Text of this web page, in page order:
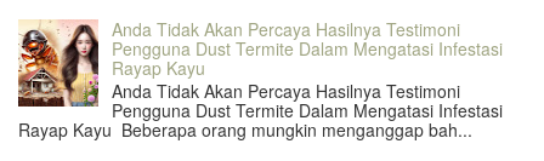
Anda Tidak Akan Percaya Hasilnya Testimoni
Pengguna Dust Termite Dalam Mengatasi Infestasi
Rayap Kayu
Anda Tidak Akan Percaya Hasilnya Testimoni
Pengguna Dust Termite Dalam Mengatasi Infestasi
Rayap Kayu Beberapa orang mungkin menganggap bah...